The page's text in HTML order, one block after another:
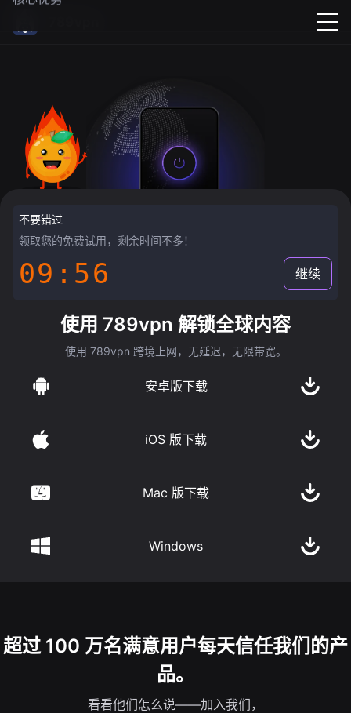
不要错过
领取您的免费试用，剩余时间不多！
09:55 继续
使用 789vpn 解锁全球内容
使用 789vpn 跨境上网，无延迟，无限带宽。
安卓版下载
iOS 版下载
Mac 版下载
Windows
超过 100 万名满意用户每天信任我们的产
品。
看看他们怎么说——加入我们，